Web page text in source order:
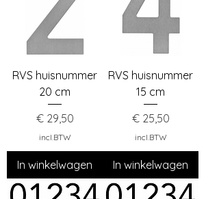
RVS huisnummer
20 cm
Prijs
€ 29,50
incl.BTW
In winkelwagen
RVS huisnummer
15 cm
Prijs
€ 25,50
incl.BTW
In winkelwagen